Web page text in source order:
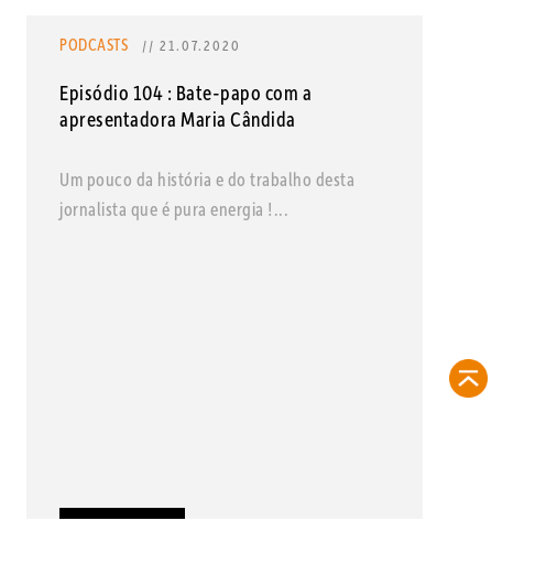
PODCASTS // 21.07.2020
Episódio 104 : Bate-papo com a
apresentadora Maria Cândida
Um pouco da história e do trabalho desta
jornalista que é pura energia !...